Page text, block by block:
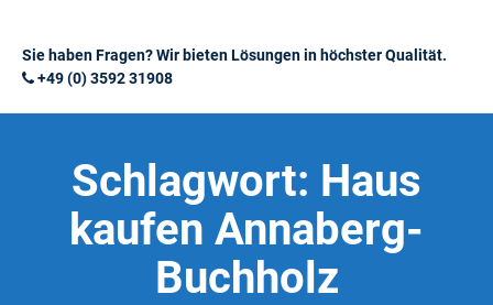
Sie haben Fragen? Wir bieten Lösungen in höchster Qualität.
+49 (0) 3592 31908
Schlagwort: Haus
kaufen Annaberg-
Buchholz